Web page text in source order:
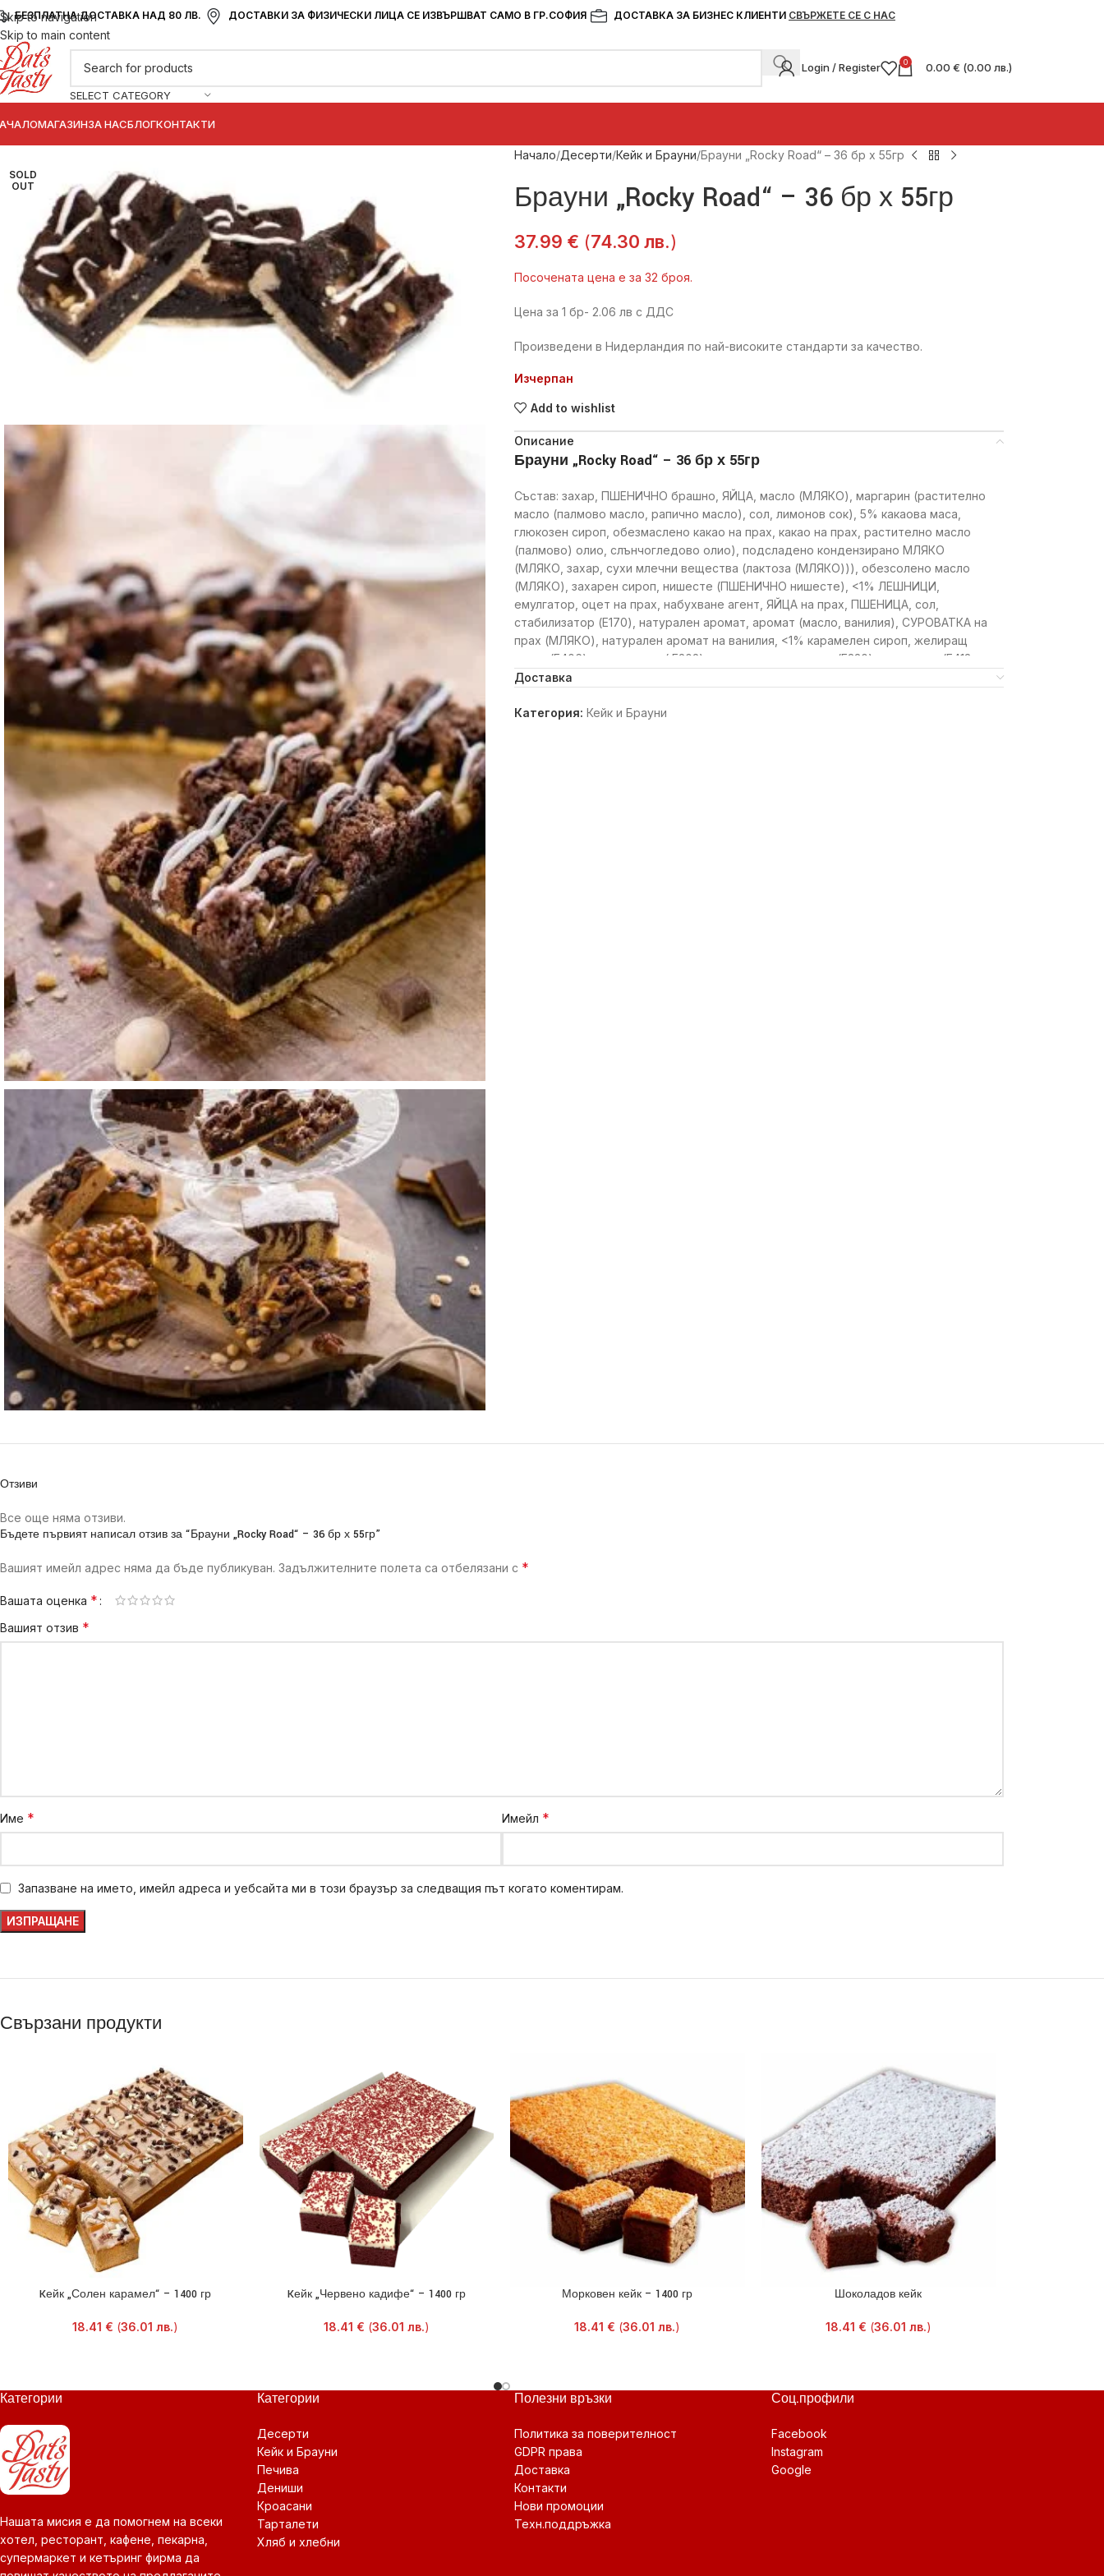
Skip to navigation
Skip to main content
БЕЗПЛАТНА ДОСТАВКА НАД 80 ЛВ. ДОСТАВКИ ЗА ФИЗИЧЕСКИ ЛИЦА СЕ ИЗВЪРШВАТ САМО В ГР.СОФИЯ ДОСТАВКА ЗА БИЗНЕС КЛИЕНТИ СВЪРЖЕТЕ СЕ С НАС
SELECT CATEGORY
Login / Register 0 0.00 € (0.00 лв.)
МАГАЗИНЗА НАСБЛОГКОНТАКТИ
SOLD
OUT
Начало Десерти Кейк и Брауни Брауни „Rocky Road“ – 36 бр х 55гр
Брауни „Rocky Road“ – 36 бр х 55гр
37.99 € (74.30 лв.)
Посочената цена е за 32 броя.
Цена за 1 бр- 2.06 лв с ДДС
Произведени в Нидерландия по най-високите стандарти за качество.
Изчерпан
Add to wishlist
Описание
Брауни „Rocky Road“ – 36 бр х 55гр
Състав: захар, ПШЕНИЧНО брашно, ЯЙЦА, масло (МЛЯКО), маргарин (растително
масло (палмово масло, рапично масло), сол, лимонов сок), 5% какаова маса,
глюкозен сироп, обезмаслено какао на прах, какао на прах, растително масло
(палмово) олио, слънчогледово олио), подсладено кондензирано МЛЯКО
(МЛЯКО, захар, сухи млечни вещества (лактоза (МЛЯКО))), обезсолено масло
(МЛЯКО), захарен сироп, нишесте (ПШЕНИЧНО нишесте), <1% ЛЕШНИЦИ,
емулгатор, оцет на прах, набухване агент, ЯЙЦА на прах, ПШЕНИЦА, сол,
стабилизатор (E170), натурален аромат, аромат (масло, ванилия), СУРОВАТКА на
прах (МЛЯКО), натурален аромат на ванилия, <1% карамелен сироп, желиращ
агент (E406), консервант ( E202), хранителна киселина (E330), сгъстител (E413,
E466), картофено нишесте, изсушен глюкозен сироп, подобрител на брашното
Доставка
Категория: Кейк и Брауни
Отзиви
Все още няма отзиви.
Бъдете първият написал отзив за “Брауни „Rocky Road“ – 36 бр х 55гр”
Вашият имейл адрес няма да бъде публикуван. Задължителните полета са отбелязани с *
Вашата оценка *
Вашият отзив *
Име * Имейл *
Запазване на името, имейл адреса и уебсайта ми в този браузър за следващия път когато коментирам.
Свързани продукти
Kейк „Солен карамел“ – 1400 гр
18.41 € (36.01лв.)
Kейк „Червено кадифе“ – 1400 гр
18.41 € (36.01 лв.)
Морковен кейк – 1400 гр
18.41 € (36.01лв.)
Шоколадов кейк
18.41 € (36.01 лв.)
Категории
Нашата мисия е да помогнем на всеки
хотел, ресторант, кафене, пекарна,
супермаркет и кетъринг фирма да
Категории
Десерти
Кейк и Брауни
Печива
Дениши
Кроасани
Тарталети
Хляб и хлебни
Полезни връзки
Политика за поверителност
GDPR права
Доставка
Контакти
Нови промоции
Техн.поддръжка
Соц.профили
Facebook
Instagram
Google